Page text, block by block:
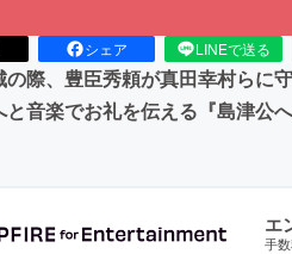
シェア LINEで送る
の際、豊臣秀頼が真田幸村らに
音楽でお礼を伝える『島津公
エ
手